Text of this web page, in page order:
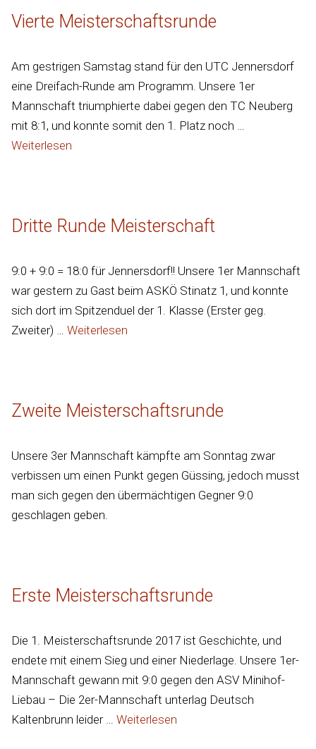
Vierte Meisterschaftsrunde
Am gestrigen Samstag stand für den UTC Jennersdorf
eine Dreifach-Runde am Programm. Unsere 1er
Mannschaft triumphierte dabei gegen den TC Neuberg
mit 8:1, und konnte somit den 1. Platz noch …
Weiterlesen
Dritte Runde Meisterschaft
9:0 + 9:0 = 18:0 für Jennersdorf!! Unsere 1er Mannschaft
war gestern zu Gast beim ASKÖ Stinatz 1, und konnte
sich dort im Spitzenduel der 1. Klasse (Erster geg.
Zweiter) … Weiterlesen
Zweite Meisterschaftsrunde
Unsere 3er Mannschaft kämpfte am Sonntag zwar
verbissen um einen Punkt gegen Güssing, jedoch musst
man sich gegen den übermächtigen Gegner 9:0
geschlagen geben.
Erste Meisterschaftsrunde
Die 1. Meisterschaftsrunde 2017 ist Geschichte, und
endete mit einem Sieg und einer Niederlage. Unsere 1er-
Mannschaft gewann mit 9:0 gegen den ASV Minihof-
Liebau – Die 2er-Mannschaft unterlag Deutsch
Kaltenbrunn leider … Weiterlesen